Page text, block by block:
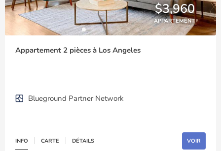
$3,960
APPARTEMENT
Appartement 2 pièces à Los Angeles
Blueground Partner Network
INFO CARTE DÉTAILS VOIR